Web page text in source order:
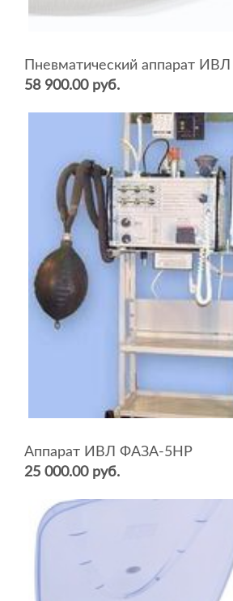
58 900.00 руб.
Аппарат ИВЛ ФАЗА-5НР
25 000.00 руб.